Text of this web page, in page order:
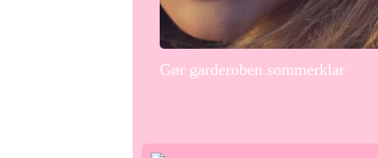
Gør garderoben sommerklar